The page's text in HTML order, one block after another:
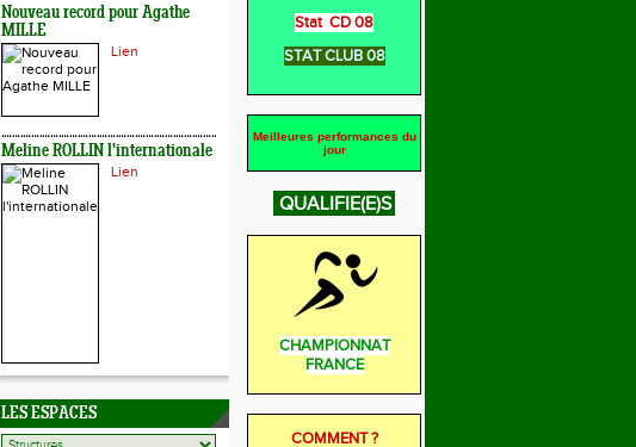
Nouveau record pour Agathe
MILLE
Lien
Meline ROLLIN l'internationale
Lien
LES ESPACES
Stat CD 08
STAT CLUB 08
Meilleures performances du
jour
QUALIFIE(E)S
CHAMPIONNAT
FRANCE
COMMENT ?